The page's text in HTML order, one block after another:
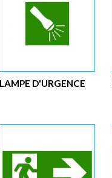
LAMPE D'URGENCE